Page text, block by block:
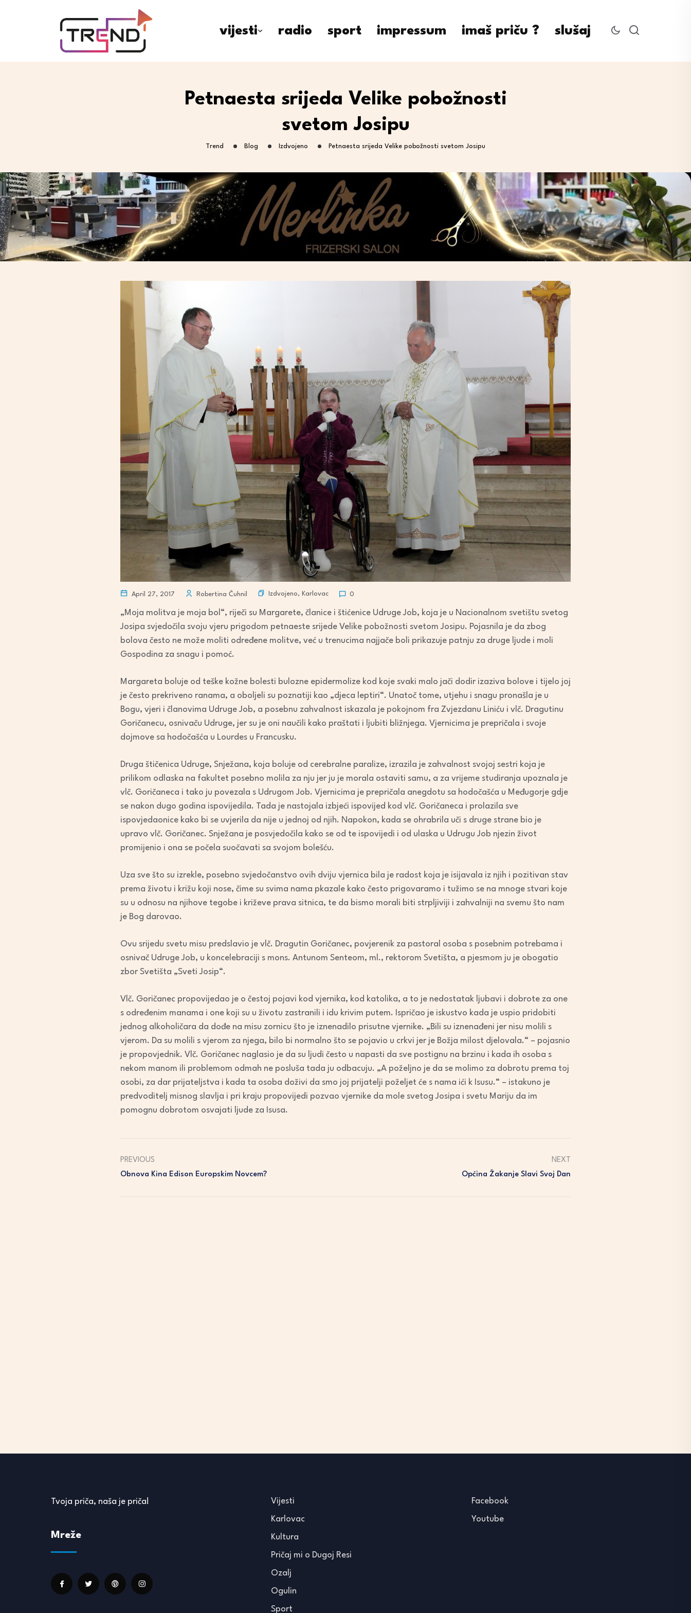
vijesti radio sport impressum imaš priču ? slušaj
Petnaesta srijeda Velike pobožnosti
svetom Josipu
Trend Blog Izdvojeno Petnaesta srijeda Velike pobožnosti svetom Josipu
April 27, 2017 Robertina Čuhnil Izdvojeno, Karlovac 0
„Moja molitva je moja bol“, riječi su Margarete, članice i štićenice Udruge Job, koja je u Nacionalnom svetištu svetog
Josipa svjedočila svoju vjeru prigodom petnaeste srijede Velike pobožnosti svetom Josipu. Pojasnila je da zbog
bolova često ne može moliti određene molitve, već u trenucima najjače boli prikazuje patnju za druge ljude i moli
Gospodina za snagu i pomoć.
Margareta boluje od teške kožne bolesti bulozne epidermolize kod koje svaki malo jači dodir izaziva bolove i tijelo joj
je često prekriveno ranama, a oboljeli su poznatiji kao „djeca leptiri“. Unatoč tome, utjehu i snagu pronašla je u
Bogu, vjeri i članovima Udruge Job, a posebnu zahvalnost iskazala je pokojnom fra Zvjezdanu Liniću i vlč. Dragutinu
Goričanecu, osnivaču Udruge, jer su je oni naučili kako praštati i ljubiti bližnjega. Vjernicima je prepričala i svoje
dojmove sa hodočašća u Lourdes u Francusku.
Druga štičenica Udruge, Snježana, koja boluje od cerebralne paralize, izrazila je zahvalnost svojoj sestri koja je
prilikom odlaska na fakultet posebno molila za nju jer ju je morala ostaviti samu, a za vrijeme studiranja upoznala je
vlč. Goričaneca i tako ju povezala s Udrugom Job. Vjernicima je prepričala anegdotu sa hodočašća u Međugorje gdje
se nakon dugo godina ispovijedila. Tada je nastojala izbjeći ispovijed kod vlč. Goričaneca i prolazila sve
ispovjedaonice kako bi se uvjerila da nije u jednoj od njih. Napokon, kada se ohrabrila uči s druge strane bio je
upravo vlč. Goričanec. Snježana je posvjedočila kako se od te ispovijedi i od ulaska u Udrugu Job njezin život
promijenio i ona se počela suočavati sa svojom bolešću.
Uza sve što su izrekle, posebno svjedočanstvo ovih dviju vjernica bila je radost koja je isijavala iz njih i pozitivan stav
prema životu i križu koji nose, čime su svima nama pkazale kako često prigovaramo i tužimo se na mnoge stvari koje
su u odnosu na njihove tegobe i križeve prava sitnica, te da bismo morali biti strpljiviji i zahvalniji na svemu što nam
je Bog darovao.
Ovu srijedu svetu misu predslavio je vlč. Dragutin Goričanec, povjerenik za pastoral osoba s posebnim potrebama i
osnivač Udruge Job, u koncelebraciji s mons. Antunom Senteom, ml., rektorom Svetišta, a pjesmom ju je obogatio
zbor Svetišta „Sveti Josip“.
Vlč. Goričanec propovijedao je o čestoj pojavi kod vjernika, kod katolika, a to je nedostatak ljubavi i dobrote za one
s određenim manama i one koji su u životu zastranili i idu krivim putem. Ispričao je iskustvo kada je uspio pridobiti
jednog alkoholičara da dođe na misu zornicu što je iznenadilo prisutne vjernike. „Bili su iznenađeni jer nisu molili s
vjerom. Da su molili s vjerom za njega, bilo bi normalno što se pojavio u crkvi jer je Božja milost djelovala.“ – pojasnio
je propovjednik. Vlč. Goričanec naglasio je da su ljudi često u napasti da sve postignu na brzinu i kada ih osoba s
nekom manom ili problemom odmah ne posluša tada ju odbacuju. „A poželjno je da se molimo za dobrotu prema toj
osobi, za dar prijateljstva i kada ta osoba doživi da smo joj prijatelji poželjet će s nama ići k Isusu.“ – istakuno je
predvoditelj misnog slavlja i pri kraju propovijedi pozvao vjernike da mole svetog Josipa i svetu Mariju da im
pomognu dobrotom osvajati ljude za Isusa.
PREVIOUS
Obnova Kina Edison Europskim Novcem?
NEXT
Općina Žakanje Slavi Svoj Dan
Tvoja priča, naša je priča!
Mreže
Vijesti
Karlovac
Kultura
Pričaj mi o Dugoj Resi
Ozalj
Ogulin
Sport
Facebook
Youtube